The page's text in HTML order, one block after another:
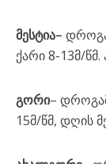
მესტია–
ქარი 8-13მ/
გორი–
15მ/წმ, დღის